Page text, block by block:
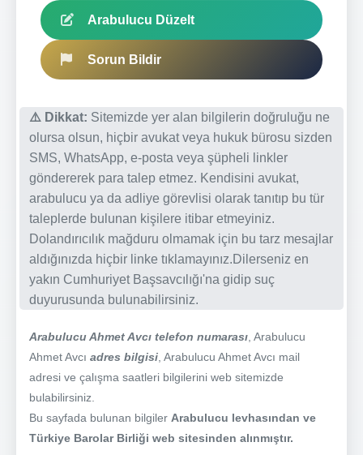
Arabulucu Düzelt
Sorun Bildir
⚠️ Dikkat: Sitemizde yer alan bilgilerin doğruluğu ne
olursa olsun, hiçbir avukat veya hukuk bürosu sizden
SMS, WhatsApp, e-posta veya şüpheli linkler
göndererek para talep etmez. Kendisini avukat,
arabulucu ya da adliye görevlisi olarak tanıtıp bu tür
taleplerde bulunan kişilere itibar etmeyiniz.
Dolandırıcılık mağduru olmamak için bu tarz mesajlar
aldığınızda hiçbir linke tıklamayınız.Dilerseniz en
yakın Cumhuriyet Başsavcılığı'na gidip suç
duyurusunda bulunabilirsiniz.
Arabulucu Ahmet Avcı telefon numarası , Arabulucu
Ahmet Avcı adres bilgisi , Arabulucu Ahmet Avcı mail
adresi ve çalışma saatleri bilgilerini web sitemizde
bulabilirsiniz.
Bu sayfada bulunan bilgiler Arabulucu levhasından ve
Türkiye Barolar Birliği web sitesinden alınmıştır.